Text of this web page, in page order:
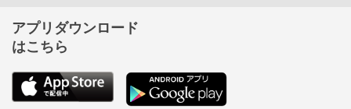
アプリダウンロード
はこちら